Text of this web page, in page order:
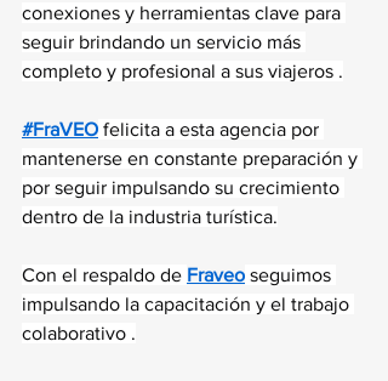
conexiones y herramientas clave para
seguir brindando un servicio más
completo y profesional a sus viajeros .
#FraVEO felicita a esta agencia por
mantenerse en constante preparación y
por seguir impulsando su crecimiento
dentro de la industria turística.
Con el respaldo de Fraveo seguimos
impulsando la capacitación y el trabajo
colaborativo .